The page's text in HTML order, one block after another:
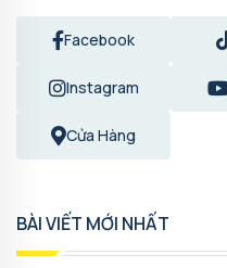
Facebook
Instagram
Cửa Hàng
BÀI VIẾT MỚI NHẤT